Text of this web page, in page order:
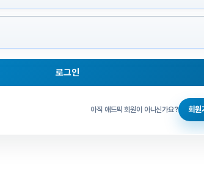
로그인
아직 애드픽 회원이 아니신가요? 회원